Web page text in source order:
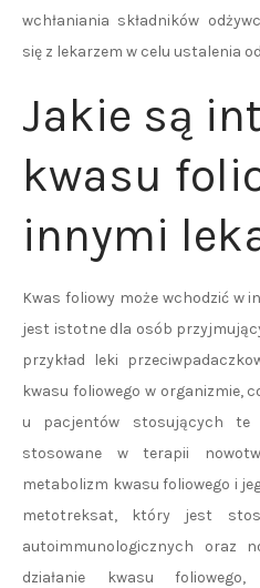
wchłaniania składników
się z lekarzem w celu ustalenia
Jakie są
kwasu
innymi
Kwas foliowy może wchodzić w
jest istotne dla osób
przykład leki
kwasu foliowego w organizmie,
u pacjentów stosujących te
stosowane w terapii
metabolizm kwasu foliowego i
metotreksat, który jest
autoimmunologicznych oraz
działanie kwasu